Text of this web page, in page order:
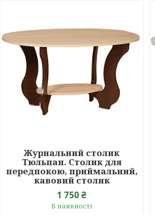
Журнальний столик
Тюльпан. Столик для
передпокою, приймальний,
кавовий столик
1 750 ₴
В наявності